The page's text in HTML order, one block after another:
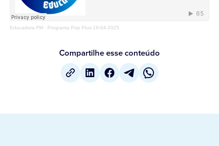
Educadora FM · Programa Pop Plus-19-04-2025
Compartilhe esse conteúdo